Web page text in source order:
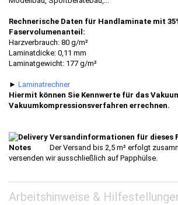
Rechnerische Daten für Handlaminate mit
Faservolumenanteil:
Harzverbrauch: 80 g/m²
Laminatdicke: 0,11 mm
Laminatgewicht: 177 g/m²
► Laminatrechner
Hiermit können Sie Kennwerte für das
Vakuumkompressionsverfahren errechnen.
Versandinformationen für dieses
Der Versand bis 2,5 m² erfolgt
versenden wir ausschließlich auf Papphülse.
Arbeitshinweise &